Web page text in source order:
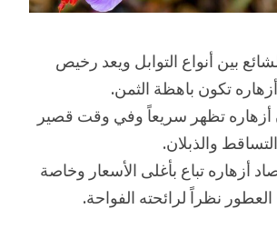
بين أنواع التوابل ويعد رخيص
تكون باهظة الثمن.
أزهاره تظهر سريعاً وفي وقت قصير
والذبلان.
أزهاره تباع بأغلى الأسعار وخاصة
العطور نظراً لرائحته الفواحة.